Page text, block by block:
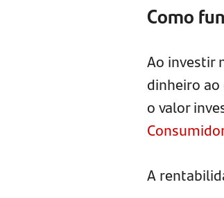
Como
Ao investir
dinheiro
o valor
A